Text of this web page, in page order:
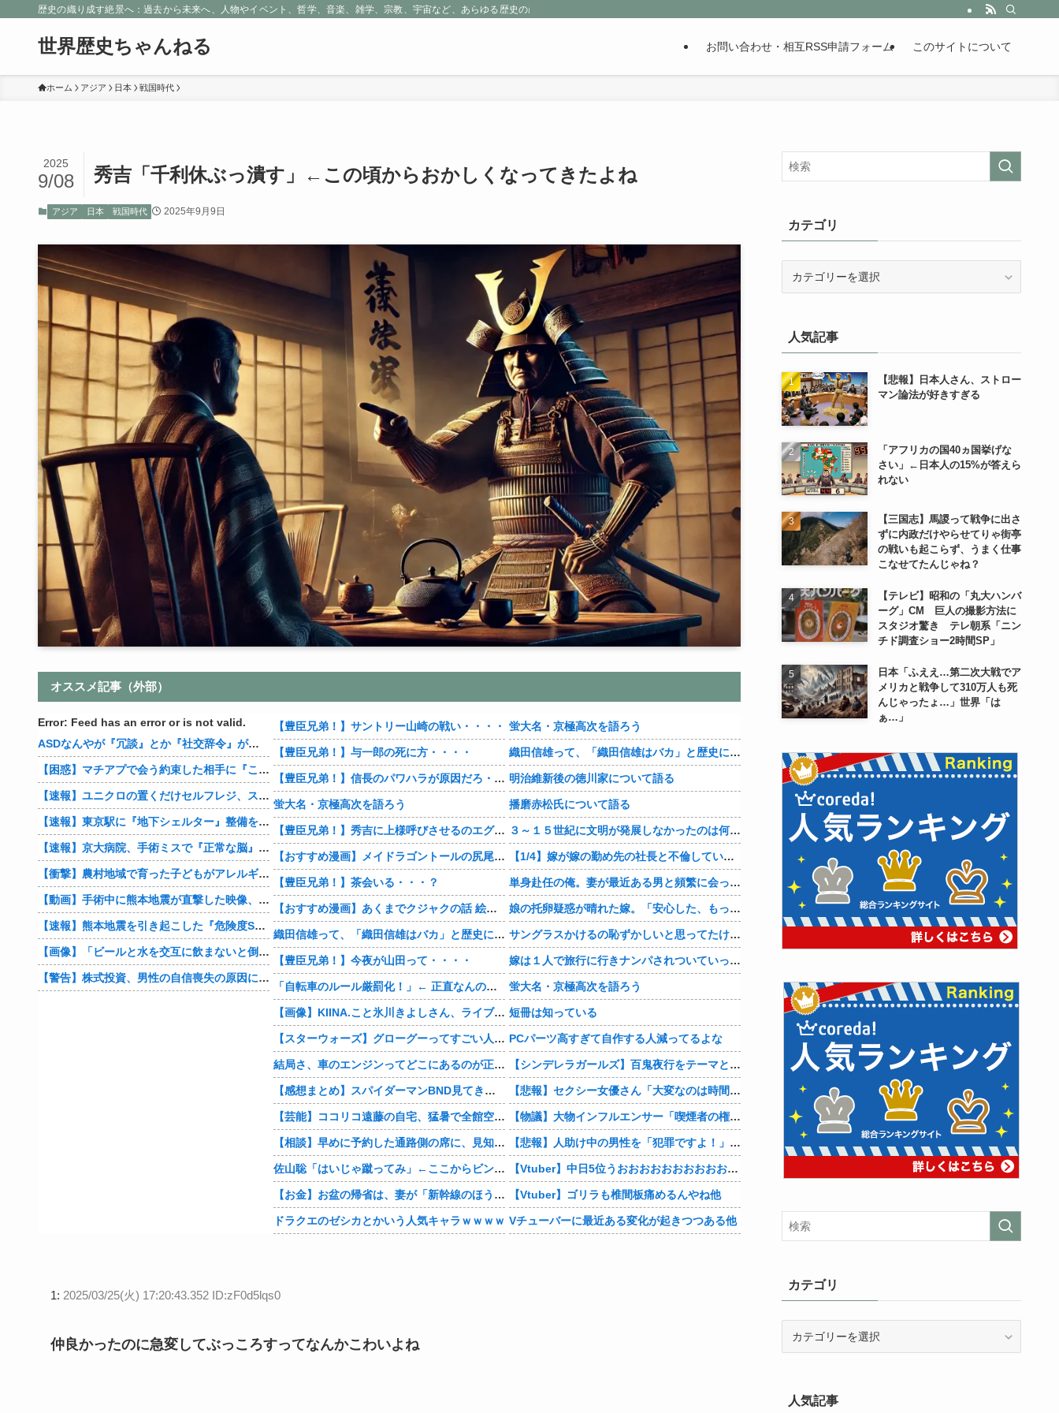
歴史の織り成す絶景へ：過去から未来へ、人物やイベント、哲学、音楽、雑学、宗教、宇宙など、あらゆる歴史の産物に包まれる魅惑の世界を探求しよう。歴史が苦手な人も魅了するまとめサイトです。
世界歴史ちゃんねる お問い合わせ・相互RSS申請フォーム このサイトについて
ホーム アジア 日本 戦国時代
秀吉「千利休ぶっ潰す」←この頃からおかしくなってきたよね
2025
9/08
アジア 日本 戦国時代 2025年9月9日
オススメ記事（外部）
Error: Feed has an error or is not valid.
ASDなんやが『冗談』とか『社交辞令』がマジでわからなくて怖い
【困惑】マチアプで会う約束した相手に『この返信』送ったらブロックされたんやが…
【速報】ユニクロの置くだけセルフレジ、スーパーにも導入へ
【速報】東京駅に『地下シェルター』整備を正式表明
【速報】京大病院、手術ミスで『正常な脳』を摘出 → 患者は自発呼吸不可能な植物状態に
【衝撃】農村地域で育った子どもがアレルギーやぜん息になりにくい『農場効果』を引き起こす細菌が判明
【動画】手術中に熊本地震が直撃した映像、凄まじい…
【速報】熊本地震を引き起こした『危険度Sランク断層』日本のド真ん中に10カ所もあると判明
【画像】「ビールと水を交互に飲まないと倒れるグラス」発売
【警告】株式投資、男性の自信喪失の原因に… 6割超が「人生の敗者」自認
【豊臣兄弟！】サントリー山崎の戦い・・・・
【豊臣兄弟！】与一郎の死に方・・・・
【豊臣兄弟！】信長のパワハラが原因だろ・・・？
蛍大名・京極高次を語ろう
【豊臣兄弟！】秀吉に上様呼びさせるのエグいな・・・・
【おすすめ漫画】メイドラゴントールの尻尾もふもふ・・・・
【豊臣兄弟！】茶会いる・・・？
【おすすめ漫画】あくまでクジャクの話 絵が綺麗・・・・
織田信雄って、「織田信雄はバカ」と歴史に書かれているが今まで家が残っているんでバカではないよな？
【豊臣兄弟！】今夜が山田って・・・・
「自転車のルール厳罰化！」← 正直なんの意味もなかった件www
【画像】KIINA.こと氷川きよしさん、ライブを前にあたシコ欲全開www
【スターウォーズ】グローグーってすごい人気あるんだな…
結局さ、車のエンジンってどこにあるのが正解なんだよ！
【感想まとめ】スパイダーマンBND見てきたよ
【芸能】ココリコ遠藤の自宅、猛暑で全館空調故障…新品交換費300万円…高額費用に「高すぎる」
【相談】早めに予約した通路側の席に、見知らぬ母子が。車掌の呼びかけにも「目を閉じて無視」して居座られました。無理やり奪われた席は、結局“やったもん勝ち”になってしまうのでしょうか？
佐山聡「はいじゃ蹴ってみ」←ここからビンタされずに済む方法
【お金】お盆の帰省は、妻が「新幹線のほうが楽」と譲りません。東京から大阪まで家族4人だと往復「10万円」近くかかるため、私は車で節約したいのですが、実際の費用はどれくらい違うのでしょうか？
ドラクエのゼシカとかいう人気キャラｗｗｗｗ
蛍大名・京極高次を語ろう
織田信雄って、「織田信雄はバカ」と歴史に書かれているが今まで家が残っているんでバカではないよな？
明治維新後の徳川家について語る
播磨赤松氏について語る
３～１５世紀に文明が発展しなかったのは何故か？
【1/4】嫁が嫁の勤め先の社長と不倫している。証拠を掴む前に嫁から離婚を切り出されたので、ハッタリかまして証拠を握っているフリしたら、向こうから示談話を振ってきたｗ
単身赴任の俺。妻が最近ある男と頻繁に会っている。電話で問い詰めた。「好きなのはアナタ、でも会えないのがツライ、寂しいから・・・」妻は、その男と不倫関係に発展した様だ…
娘の托卵疑惑が晴れた嫁。「安心した、もっと早く打ち明けて鑑定しておけばよかった」と。そして「今度こそ家族三人で幸せになりたい」と言い出した！！ごめんこうむるわｗｗ
サングラスかけるの恥ずかしいと思ってたけど、日差し強すぎてサングラスかけ始めたわ
嫁は１人で旅行に行きナンパされついていったり、出会い系で知り合った男と会ったりした。しかも酔っていて避妊もしてなかった。そしてやはり自分には夫しかいないと思ったんだとｗ
蛍大名・京極高次を語ろう
短冊は知っている
PCパーツ高すぎて自作する人減ってるよな
【シンデレラガールズ】百鬼夜行をテーマとしたPOP UP SHOPが東京・大阪にて開催
【悲報】セクシー女優さん「大変なのは時間が止まるやつの撮影」←ばらしてしまうｗ
【物議】大物インフルエンサー「喫煙者の権利がマジで侵害されてる。いくら税金払ってるんだ」他
【悲報】人助け中の男性を「犯罪ですよ！」と責めた女性、警察が来た瞬間逃げる他
【Vtuber】中日5位うおおおおおおおおおおおおおおおお他
【Vtuber】ゴリラも椎間板痛めるんやね他
Vチューバーに最近ある変化が起きつつある他
1: 2025/03/25(火) 17:20:43.352 ID:zF0d5lqs0
仲良かったのに急変してぶっころすってなんかこわいよね
カテゴリ
人気記事
【悲報】日本人さん、ストロー
マン論法が好きすぎる
「アフリカの国40ヵ国挙げな
さい」←日本人の15%が答えら
れない
【三国志】馬謖って戦争に出さ
ずに内政だけやらせてりゃ街亭
の戦いも起こらず、うまく仕事
こなせてたんじゃね？
【テレビ】昭和の「丸大ハンバ
ーグ」CM 巨人の撮影方法に
スタジオ驚き テレ朝系「ニン
チド調査ショー2時間SP」
日本「ふええ…第二次大戦でア
メリカと戦争して310万人も死
んじゃったょ…」世界「は
ぁ…」
カテゴリ
人気記事